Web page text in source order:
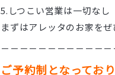
5.しつこい営業は一切なし
まずはアレッタのお家を
－－－－－－－－－－－－
ご予約制となってお